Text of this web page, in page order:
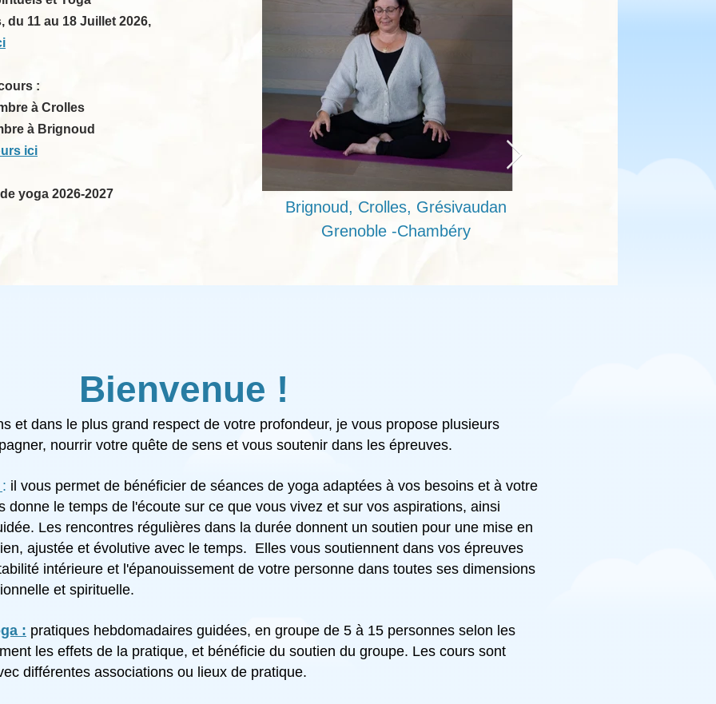
11 au 18 Juillet 2026,
:
à Crolles
à Brignoud
ici
yoga 2026-2027
Brignoud, Crolles, Grésivaudan
Grenoble -Chambéry
Bienvenue !
et dans le plus grand respect de votre profondeur, je vous propose plusieurs
nourrir votre quête de sens et vous soutenir dans les épreuves.
: il vous permet de bénéficier de séances de yoga adaptées à vos besoins et à votre
donne le temps de l'écoute sur ce que vous vivez et sur vos aspirations, ainsi
Les rencontres régulières dans la durée donnent un soutien pour une mise en
ajustée et évolutive avec le temps. Elles vous soutiennent dans vos épreuves
intérieure et l'épanouissement de votre personne dans toutes ses dimensions
et spirituelle.
: pratiques hebdomadaires guidées, en groupe de 5 à 15 personnes selon les
les effets de la pratique, et bénéficie du soutien du groupe. Les cours sont
différentes associations ou lieux de pratique.